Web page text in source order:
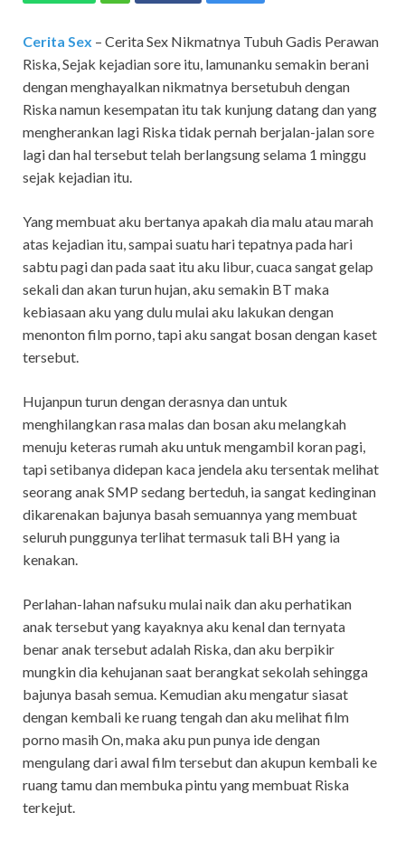
Cerita Sex – Cerita Sex Nikmatnya Tubuh Gadis Perawan
Riska, Sejak kejadian sore itu, lamunanku semakin berani
dengan menghayalkan nikmatnya bersetubuh dengan
Riska namun kesempatan itu tak kunjung datang dan yang
mengherankan lagi Riska tidak pernah berjalan-jalan sore
lagi dan hal tersebut telah berlangsung selama 1 minggu
sejak kejadian itu.
Yang membuat aku bertanya apakah dia malu atau marah
atas kejadian itu, sampai suatu hari tepatnya pada hari
sabtu pagi dan pada saat itu aku libur, cuaca sangat gelap
sekali dan akan turun hujan, aku semakin BT maka
kebiasaan aku yang dulu mulai aku lakukan dengan
menonton film porno, tapi aku sangat bosan dengan kaset
tersebut.
Hujanpun turun dengan derasnya dan untuk
menghilangkan rasa malas dan bosan aku melangkah
menuju keteras rumah aku untuk mengambil koran pagi,
tapi setibanya didepan kaca jendela aku tersentak melihat
seorang anak SMP sedang berteduh, ia sangat kedinginan
dikarenakan bajunya basah semuannya yang membuat
seluruh punggunya terlihat termasuk tali BH yang ia
kenakan.
Perlahan-lahan nafsuku mulai naik dan aku perhatikan
anak tersebut yang kayaknya aku kenal dan ternyata
benar anak tersebut adalah Riska, dan aku berpikir
mungkin dia kehujanan saat berangkat sekolah sehingga
bajunya basah semua. Kemudian aku mengatur siasat
dengan kembali ke ruang tengah dan aku melihat film
porno masih On, maka aku pun punya ide dengan
mengulang dari awal film tersebut dan akupun kembali ke
ruang tamu dan membuka pintu yang membuat Riska
terkejut.